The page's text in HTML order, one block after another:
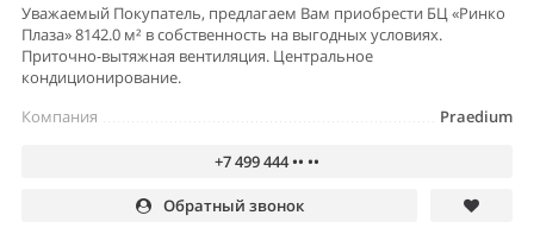
Уважаемый Покупатель, предлагаем Вам приобрести БЦ «Ринко
Плаза» 8142.0 м² в собственность на выгодных условиях.
Приточно-вытяжная вентиляция. Центральное
кондиционирование.
Praedium
Компания
+7 499 444 •• ••
Обратный звонок